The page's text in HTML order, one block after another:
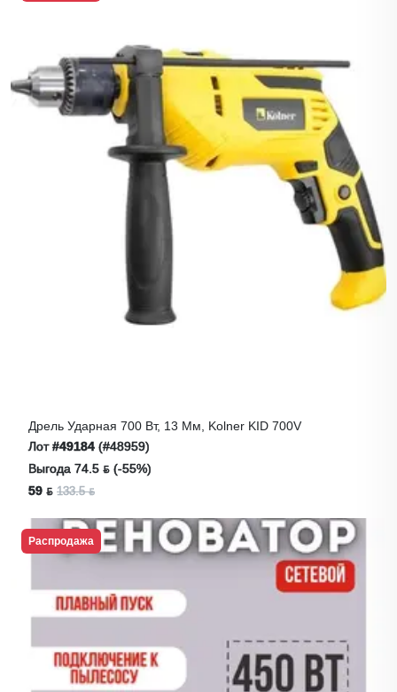
Дрель Ударная 700 Вт, 13 Мм, Kolner KID 700V
Лот#49184 (#48959)
Выгода 74.5 ƃ (-55%)
59 ƃ 133.5 ƃ
Распродажа